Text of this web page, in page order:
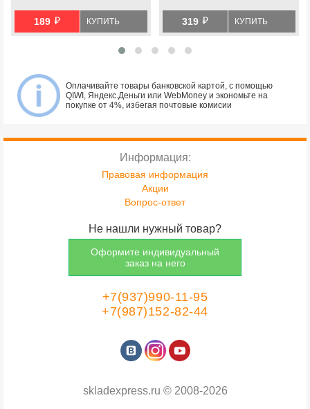
189 й КУПИТЬ 319 й КУПИТЬ
Оплачивайте товары банковской картой, с помощью
QIWI, Яндекс.Деньги или WebMoney и экономьте на
покупке от 4%, избегая почтовые комисии
+7(937)990-11-95
+7(987)152-82-44
skladexpress.ru ©2008-2026
Информация:
Правовая информация
Акции
Вопрос-ответ
Не нашли нужный товар?
Оформите индивидуальный
заказ на него